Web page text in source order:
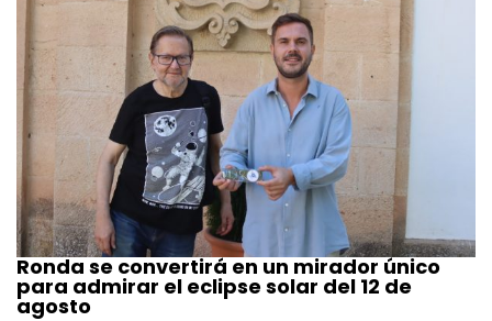
Ronda se convertirá en un mirador único
para admirar el eclipse solar del 12 de
agosto